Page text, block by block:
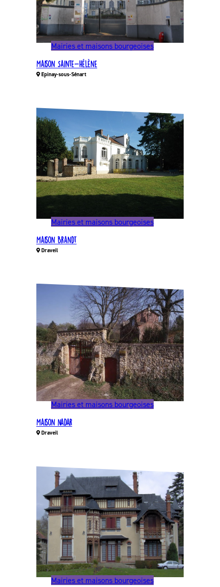
Mairies et maisons bourgeoises
Maison Sainte-Hélène
Epinay-sous-Sénart
Mairies et maisons bourgeoises
Maison Brandt
Draveil
Mairies et maisons bourgeoises
Maison Nadar
Draveil
Mairies et maisons bourgeoises